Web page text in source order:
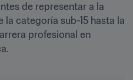
de representar a la
la categoría sub-15 hasta la
profesional en